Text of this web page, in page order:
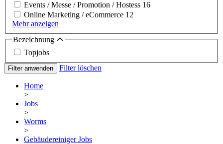
Events / Messe / Promotion / Hostess 16
Online Marketing / eCommerce 12
Mehr anzeigen
Bezeichnung
Topjobs
Filter anwenden Filter löschen
Home
>
Jobs
>
Worms
>
Gebäudereiniger Jobs